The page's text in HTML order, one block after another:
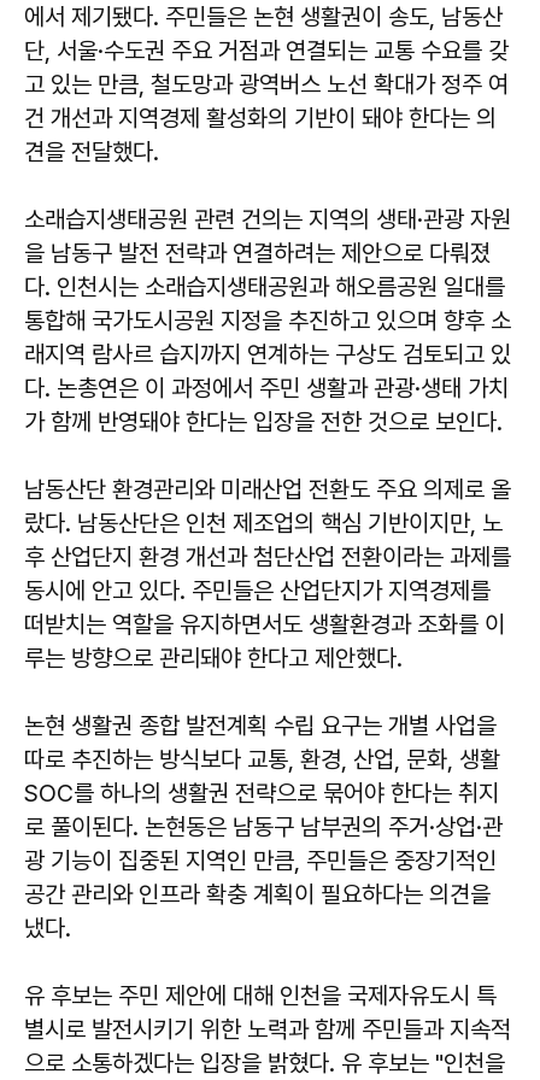
에서 제기됐다. 주민들은 논현 생활권이 송도, 남동산
단, 서울·수도권 주요 거점과 연결되는 교통 수요를 갖
고 있는 만큼, 철도망과 광역버스 노선 확대가 정주 여
건 개선과 지역경제 활성화의 기반이 돼야 한다는 의
견을 전달했다.
소래습지생태공원 관련 건의는 지역의 생태·관광 자원
을 남동구 발전 전략과 연결하려는 제안으로 다뤄졌
다. 인천시는 소래습지생태공원과 해오름공원 일대를
통합해 국가도시공원 지정을 추진하고 있으며 향후 소
래지역 람사르 습지까지 연계하는 구상도 검토되고 있
다. 논총연은 이 과정에서 주민 생활과 관광·생태 가치
가 함께 반영돼야 한다는 입장을 전한 것으로 보인다.
남동산단 환경관리와 미래산업 전환도 주요 의제로 올
랐다. 남동산단은 인천 제조업의 핵심 기반이지만, 노
후 산업단지 환경 개선과 첨단산업 전환이라는 과제를
동시에 안고 있다. 주민들은 산업단지가 지역경제를
떠받치는 역할을 유지하면서도 생활환경과 조화를 이
루는 방향으로 관리돼야 한다고 제안했다.
논현 생활권 종합 발전계획 수립 요구는 개별 사업을
따로 추진하는 방식보다 교통, 환경, 산업, 문화, 생활
SOC를 하나의 생활권 전략으로 묶어야 한다는 취지
로 풀이된다. 논현동은 남동구 남부권의 주거·상업·관
광 기능이 집중된 지역인 만큼, 주민들은 중장기적인
공간 관리와 인프라 확충 계획이 필요하다는 의견을
냈다.
유 후보는 주민 제안에 대해 인천을 국제자유도시 특
별시로 발전시키기 위한 노력과 함께 주민들과 지속적
으로 소통하겠다는 입장을 밝혔다. 유 후보는 "인천을